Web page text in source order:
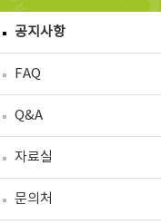
공지사항
FAQ
Q&A
자료실
문의처